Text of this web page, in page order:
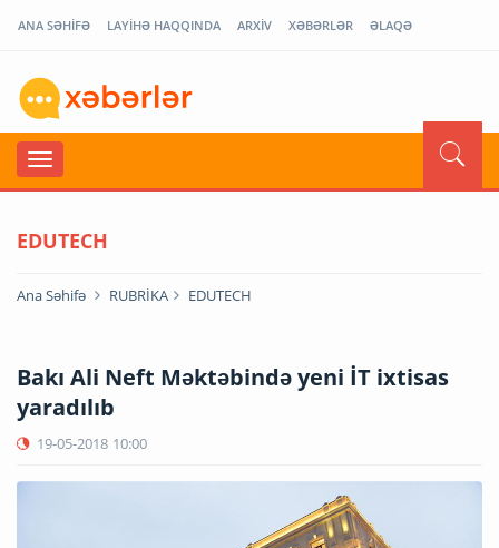
ANA SƏHİFƏ LAYİHƏ HAQQINDA ARXİV XƏBƏRLƏR ƏLAQƏ
EDUTECH
Ana Səhifə RUBRİKA EDUTECH
Bakı Ali Neft Məktəbində yeni İT ixtisas
yaradılıb
19-05-2018 10:00